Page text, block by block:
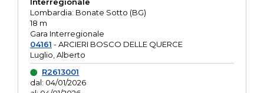
Lombardia: Bonate Sotto (BG)
18 m
Gara Interregionale
04161 - ARCIERI BOSCO DELLE QUERCE
Luglio, Alberto
R2613001
dal: 04/01/2026